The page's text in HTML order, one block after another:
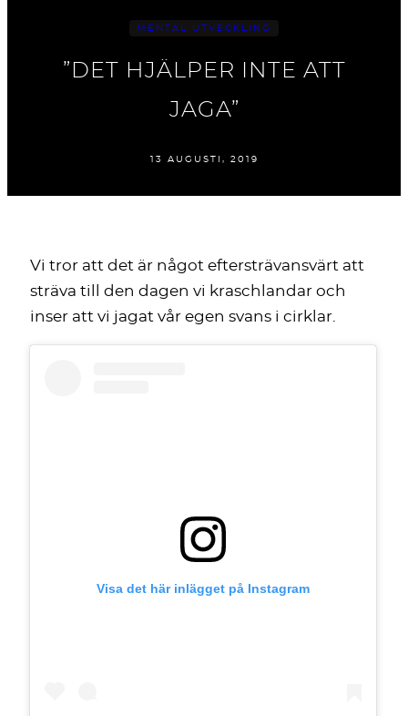
MENTAL UTVECKLING
”DET HJÄLPER INTE ATT
JAGA”
13 AUGUSTI, 2019
Vi tror att det är något eftersträvansvärt att
sträva till den dagen vi kraschlandar och
inser att vi jagat vår egen svans i cirklar.
Visa det här inlägget på Instagram